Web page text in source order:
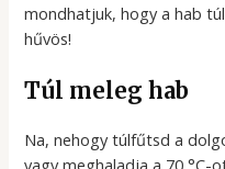
mondhatjuk, hogy a hab
hűvös!
Túl meleg hab
Na, nehogy túlfűtsd a